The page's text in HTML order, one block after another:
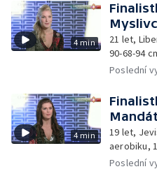
4 min
21 let,
90-68-94
Poslední
4 min
19 let,
aerobiku,
Poslední